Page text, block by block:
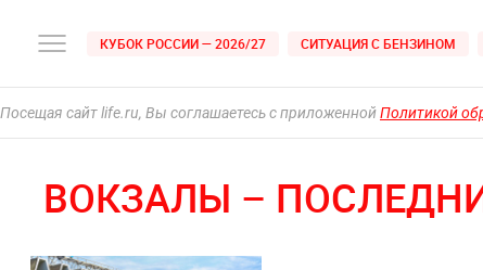
КУБОК РОССИИ — 2026/27 СИТУАЦИЯ С БЕНЗИНОМ
Посещая сайт life.ru, Вы соглашаетесь с приложеннойПолитикой
ВОКЗАЛЫ –